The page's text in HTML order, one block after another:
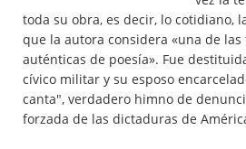
toda su obra, es decir, lo cotidiano,
que la autora considera «una de las
auténticas de poesía». Fue
cívico militar y su esposo
canta", verdadero himno de
forzada de las dictaduras de